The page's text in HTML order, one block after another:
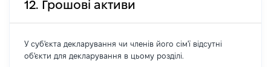
12. Грошові активи
У суб'єкта декларування чи членів його сім'ї відсутні
об'єкти для декларування в цьому розділі.